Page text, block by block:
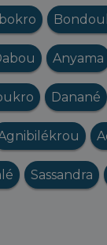
Anyama
Danané
Sassandra